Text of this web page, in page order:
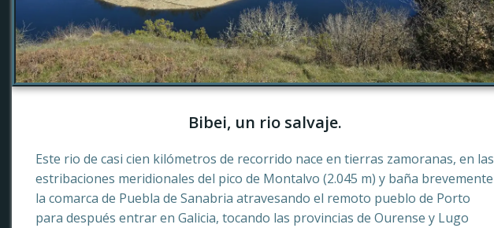
Bibei, un rio salvaje.
Este rio de casi cien kilómetros de recorrido nace en tierras zamoranas, en las
estribaciones meridionales del pico de Montalvo (2.045 m) y baña brevemente
la comarca de Puebla de Sanabria atravesando el remoto pueblo de Porto
para después entrar en Galicia, tocando las provincias de Ourense y Lugo